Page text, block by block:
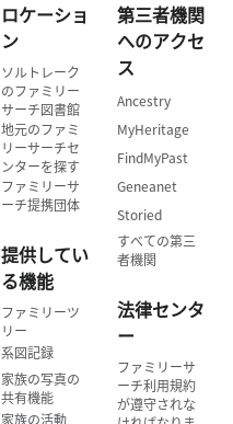
ロケーショ
ン
ソルトレーク
のファミリー
サーチ図書館
地元のファミ
リーサーチセ
ンターを探す
ファミリーサ
ーチ提携団体
提供してい
る機能
ファミリーツ
リー
系図記録
家族の写真の
共有機能
家族の活動
第三者機関
へのアクセ
ス
Ancestry
MyHeritage
FindMyPast
Geneanet
Storied
すべての第三
者機関
法律センタ
ー
ファミリーサ
ーチ利用規約
が遵守されな